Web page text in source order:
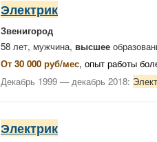
Электрик
Звенигород
58 лет, мужчина, высшее
От 30 000 руб/мес, опыт работы
Декабрь 1999 — декабрь 2018:
Электрик